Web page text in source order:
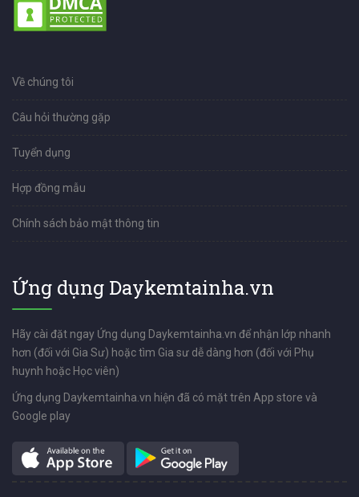
Về chúng tôi
Câu hỏi thường gặp
Tuyển dụng
Hợp đồng mẫu
Chính sách bảo mật thông tin
Ứng dụng Daykemtainha.vn
Hãy cài đặt ngay Ứng dụng Daykemtainha.vn để nhận lớp nhanh
hơn (đối với Gia Sư) hoặc tìm Gia sư dễ dàng hơn (đối với Phụ
huynh hoặc Học viên)
Ứng dụng Daykemtainha.vn hiện đã có mặt trên App store và
Google play